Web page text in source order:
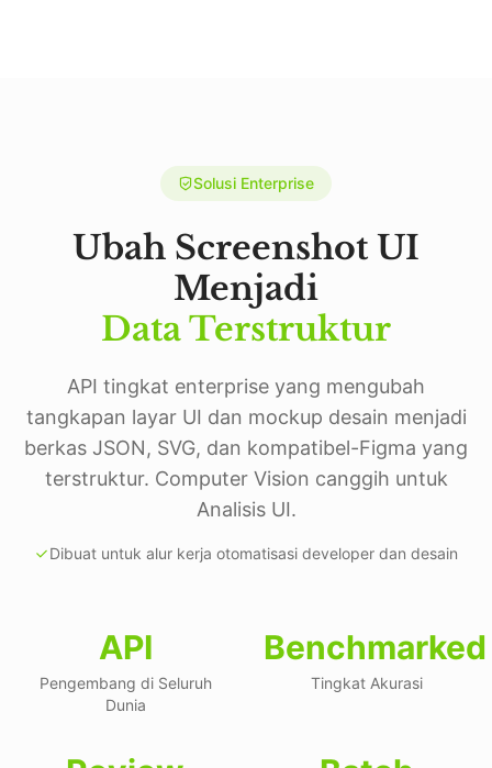
Solusi Enterprise
Ubah Screenshot UI
Menjadi
Data Terstruktur
API tingkat enterprise yang mengubah
tangkapan layar UI dan mockup desain menjadi
berkas JSON, SVG, dan kompatibel-Figma yang
terstruktur. Computer Vision canggih untuk
Analisis UI.
Dibuat untuk alur kerja otomatisasi developer dan desain
API
Pengembang di Seluruh
Dunia
Benchmarked
Tingkat Akurasi